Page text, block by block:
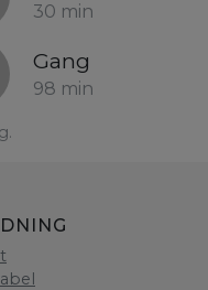
30 min
Gang
98 min